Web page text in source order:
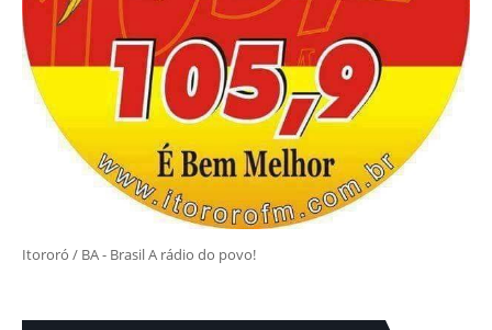
Itororó / BA - Brasil A rádio do povo!